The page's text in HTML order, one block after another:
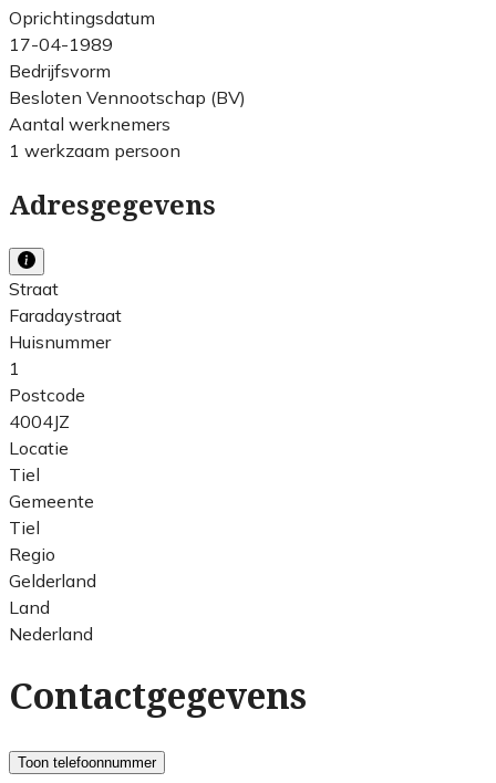
Oprichtingsdatum
17-04-1989
Bedrijfsvorm
Besloten Vennootschap (BV)
Aantal werknemers
1 werkzaam persoon
Adresgegevens
Straat
Faradaystraat
Huisnummer
1
Postcode
4004JZ
Locatie
Tiel
Gemeente
Tiel
Regio
Gelderland
Land
Nederland
Contactgegevens
Toon telefoonnummer